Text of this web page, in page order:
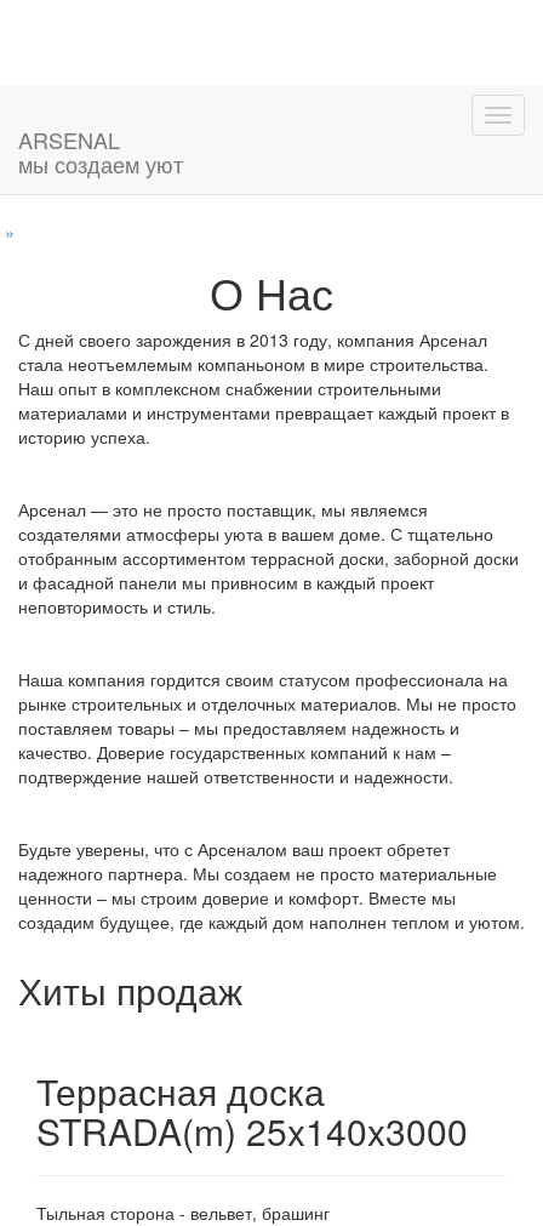
ARSENAL
мы создаем уют
»
О Нас
С дней своего зарождения в 2013 году, компания Арсенал
стала неотъемлемым компаньоном в мире строительства.
Наш опыт в комплексном снабжении строительными
материалами и инструментами превращает каждый проект в
историю успеха.
Арсенал — это не просто поставщик, мы являемся
создателями атмосферы уюта в вашем доме. С тщательно
отобранным ассортиментом террасной доски, заборной доски
и фасадной панели мы привносим в каждый проект
неповторимость и стиль.
Наша компания гордится своим статусом профессионала на
рынке строительных и отделочных материалов. Мы не просто
поставляем товары – мы предоставляем надежность и
качество. Доверие государственных компаний к нам –
подтверждение нашей ответственности и надежности.
Будьте уверены, что с Арсеналом ваш проект обретет
надежного партнера. Мы создаем не просто материальные
ценности – мы строим доверие и комфорт. Вместе мы
создадим будущее, где каждый дом наполнен теплом и уютом.
Хиты продаж
Террасная доска
STRADA(m) 25x140x3000
Тыльная сторона - вельвет, брашинг